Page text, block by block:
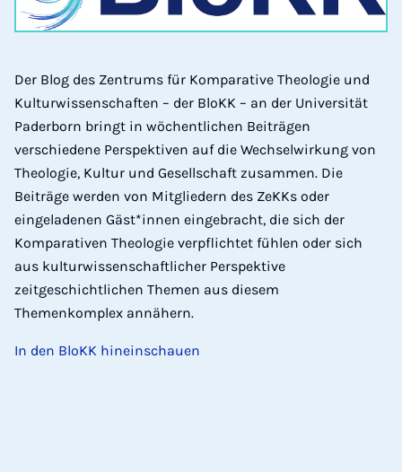
Der Blog des Zentrums für Komparative Theologie und
Kulturwissenschaften – der BloKK – an der Universität
Paderborn bringt in wöchentlichen Beiträgen
verschiedene Perspektiven auf die Wechselwirkung von
Theologie, Kultur und Gesellschaft zusammen. Die
Beiträge werden von Mitgliedern des ZeKKs oder
eingeladenen Gäst*innen eingebracht, die sich der
Komparativen Theologie verpflichtet fühlen oder sich
aus kulturwissenschaftlicher Perspektive
zeitgeschichtlichen Themen aus diesem
Themenkomplex annähern.
In den BloKK hineinschauen